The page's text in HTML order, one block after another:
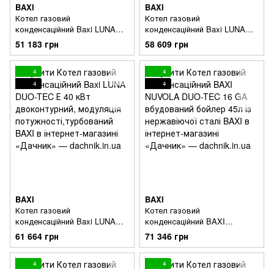
BAXI
Котел газовий
конденсаційний Baxi LUNA
DUO-TEC Е 28 кВт
двоконтурний, модуляція
потужності,турбований
51 183 грн
BAXI
Котел газовий
конденсаційний Baxi LUNA
DUO-TEC Е 33 кВт
двоконтурний, модуляція
потужності,турбований
58 609 грн
4
4
BAXI
Котел газовий
конденсаційний Baxi LUNA
DUO-TEC Е 40 кВт
двоконтурний, модуляція
потужності,турбований
61 664 грн
4
4
BAXI
Котел газовий
конденсаційний BAXI
NUVOLA DUO-TEC 16 GA
вбудований бойлер 45л із
нержавіючої сталі
71 346 грн
4
4